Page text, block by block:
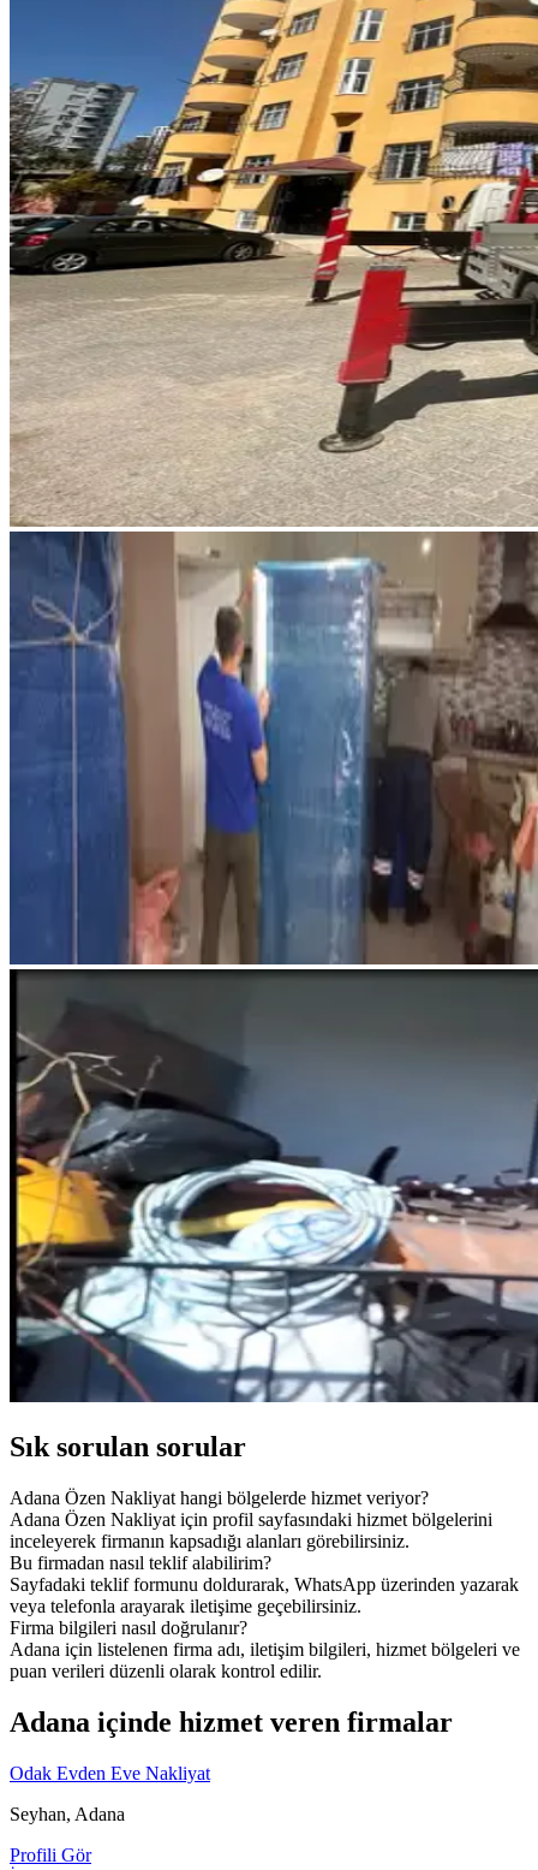
Sık sorulan sorular
Adana Özen Nakliyat hangi bölgelerde hizmet veriyor?
Adana Özen Nakliyat için profil sayfasındaki hizmet bölgelerini
inceleyerek firmanın kapsadığı alanları görebilirsiniz.
Bu firmadan nasıl teklif alabilirim?
Sayfadaki teklif formunu doldurarak, WhatsApp üzerinden yazarak
veya telefonla arayarak iletişime geçebilirsiniz.
Firma bilgileri nasıl doğrulanır?
Adana için listelenen firma adı, iletişim bilgileri, hizmet bölgeleri ve
puan verileri düzenli olarak kontrol edilir.
Adana içinde hizmet veren firmalar
Odak Evden Eve Nakliyat
Seyhan, Adana
Profili Gör